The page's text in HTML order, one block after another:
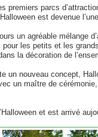
premiers parcs
est devenue
un agréable mélange
les petits et les
la décoration de
un nouveau concept,
un maître de
et est arrivé